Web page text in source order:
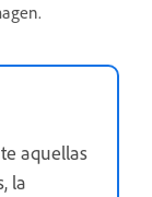
aquellas
la